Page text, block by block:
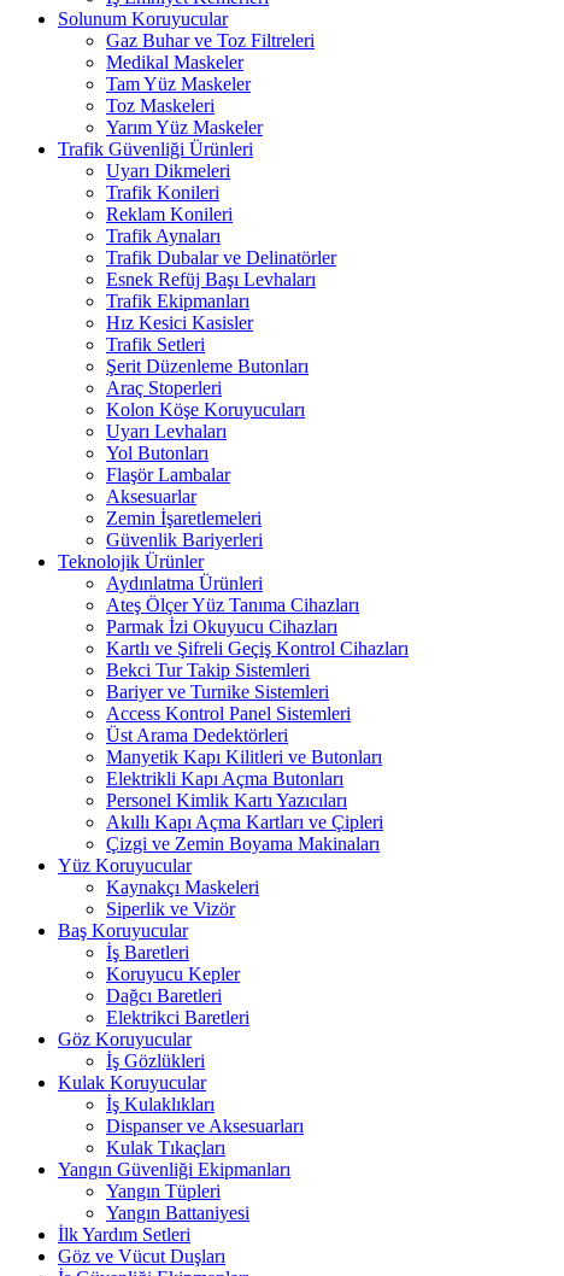
Solunum Koruyucular
Gaz Buhar ve Toz Filtreleri
Medikal Maskeler
Tam Yüz Maskeler
Toz Maskeleri
Yarım Yüz Maskeler
Trafik Güvenliği Ürünleri
Uyarı Dikmeleri
Trafik Konileri
Reklam Konileri
Trafik Aynaları
Trafik Dubalar ve Delinatörler
Esnek Refüj Başı Levhaları
Trafik Ekipmanları
Hız Kesici Kasisler
Trafik Setleri
Şerit Düzenleme Butonları
Araç Stoperleri
Kolon Köşe Koruyucuları
Uyarı Levhaları
Yol Butonları
Flaşör Lambalar
Aksesuarlar
Zemin İşaretlemeleri
Güvenlik Bariyerleri
Teknolojik Ürünler
Aydınlatma Ürünleri
Ateş Ölçer Yüz Tanıma Cihazları
Parmak İzi Okuyucu Cihazları
Kartlı ve Şifreli Geçiş Kontrol Cihazları
Bekci Tur Takip Sistemleri
Bariyer ve Turnike Sistemleri
Access Kontrol Panel Sistemleri
Üst Arama Dedektörleri
Manyetik Kapı Kilitleri ve Butonları
Elektrikli Kapı Açma Butonları
Personel Kimlik Kartı Yazıcıları
Akıllı Kapı Açma Kartları ve Çipleri
Çizgi ve Zemin Boyama Makinaları
Yüz Koruyucular
Kaynakçı Maskeleri
Siperlik ve Vizör
Baş Koruyucular
İş Baretleri
Koruyucu Kepler
Dağcı Baretleri
Elektrikci Baretleri
Göz Koruyucular
İş Gözlükleri
Kulak Koruyucular
İş Kulaklıkları
Dispanser ve Aksesuarları
Kulak Tıkaçları
Yangın Güvenliği Ekipmanları
Yangın Tüpleri
Yangın Battaniyesi
İlk Yardım Setleri
Göz ve Vücut Duşları